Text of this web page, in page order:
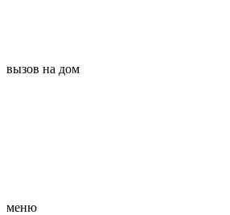
вызов на дом
меню